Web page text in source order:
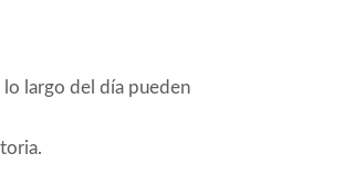
lo largo del día pueden